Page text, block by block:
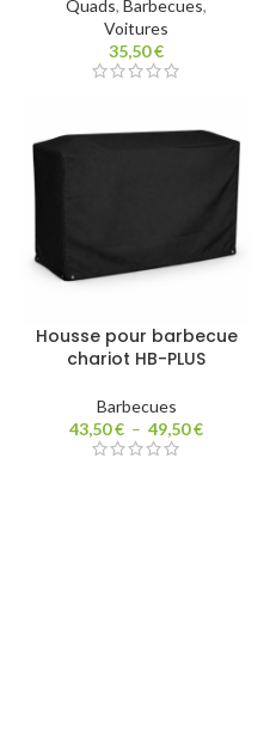
Quads, Barbecues,
Voitures
35,50€
Housse pour barbecue
chariot HB-PLUS
Barbecues
43,50€ – 49,50€